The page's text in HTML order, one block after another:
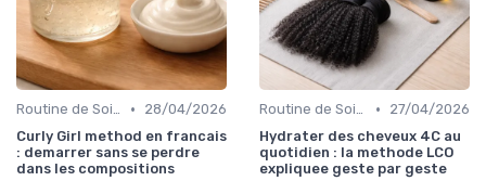
Routine de Soins pour Cheveux Bouclés •
28/04/2026
Curly Girl method en francais
: demarrer sans se perdre
dans les compositions
Routine de Soins pour Cheveux Bouclés •
27/04/2026
Hydrater des cheveux 4C au
quotidien : la methode LCO
expliquee geste par geste